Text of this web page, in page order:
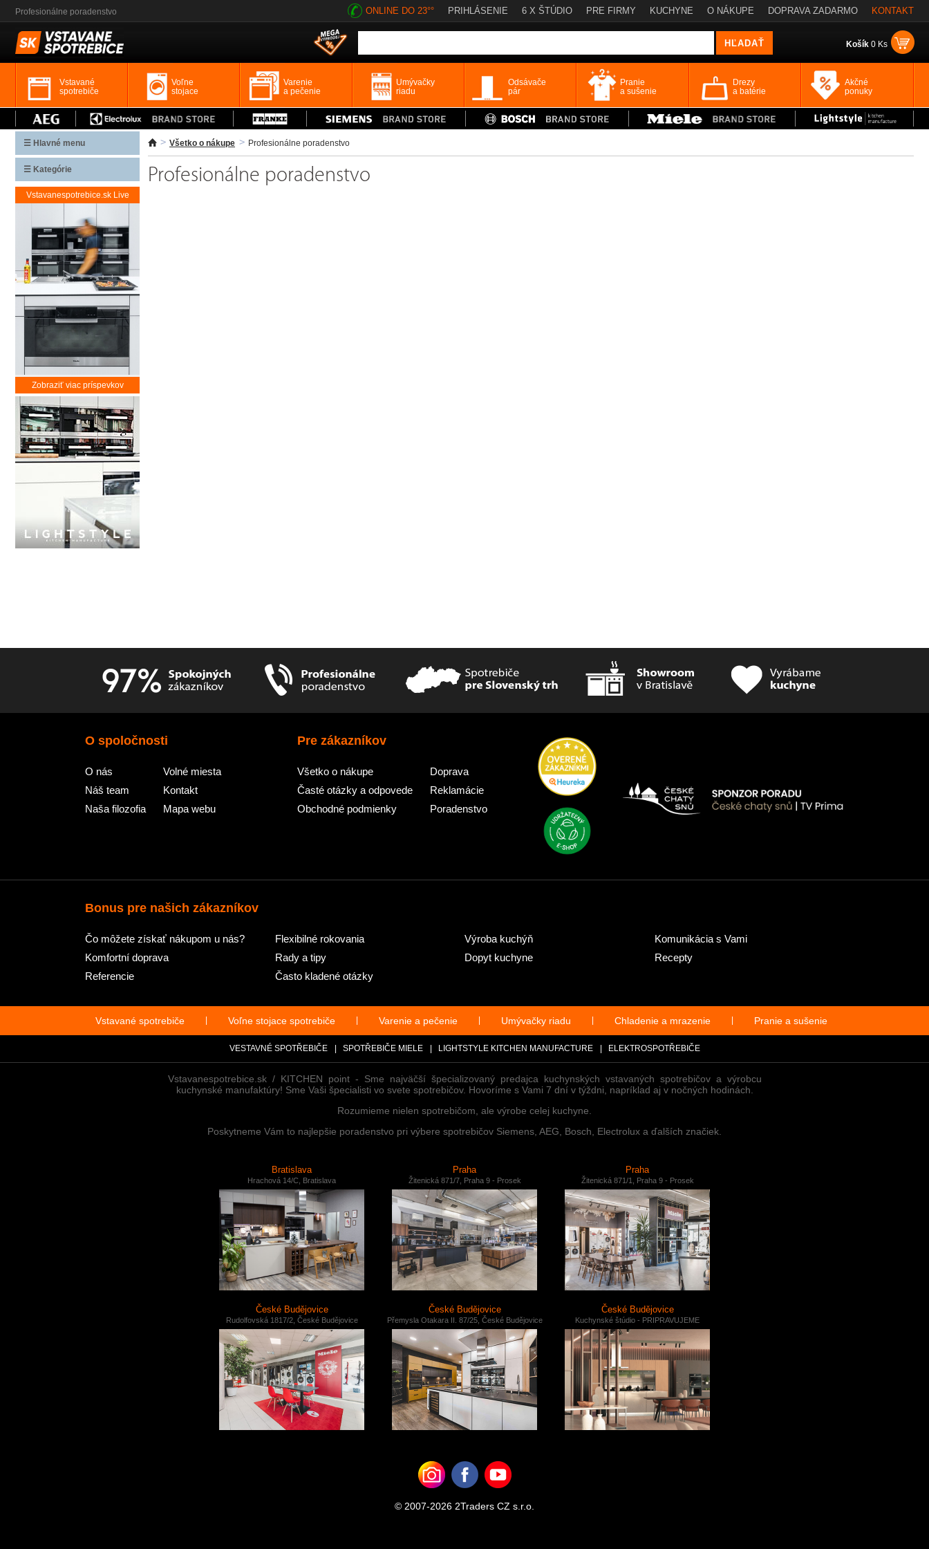
Profesionálne poradenstvo ONLINE DO 23°° PRIHLÁSENIE 6 X ŠTÚDIO PRE FIRMY KUCHYNE O NÁKUPE DOPRAVA ZADARMO KONTAKT
Košík0 Ks
Vstavané
spotrebiče
Voľne
stojace
Varenie
a pečenie
Umývačky
riadu
Odsávače
pár
Pranie
a sušenie
Drezy
a batérie
Akčné
ponuky
Všetko o nákupe Profesionálne poradenstvo
Profesionálne poradenstvo
☰ Hlavné menu
☰ Kategórie
Vstavanespotrebice.sk Live
Zobraziť viac príspevkov
O spoločnosti
O nás
Náš team
Naša filozofia
Volné miesta
Kontakt
Mapa webu
Pre zákazníkov
Všetko o nákupe
Časté otázky a odpovede
Obchodné podmienky
Doprava
Reklamácie
Poradenstvo
Bonus pre našich zákazníkov
Čo môžete získať nákupom u nás?
Komfortní doprava
Referencie
Flexibilné rokovania
Rady a tipy
Často kladené otázky
Výroba kuchýň
Dopyt kuchyne
Komunikácia s Vami
Recepty
Vstavané spotrebiče Voľne stojace spotrebiče Varenie a pečenie Umývačky riadu Chladenie a mrazenie Pranie a sušenie
VESTAVNÉ SPOTŘEBIČE SPOTŘEBIČE MIELE LIGHTSTYLE KITCHEN MANUFACTURE ELEKTROSPOTŘEBIČE
Vstavanespotrebice.sk / KITCHEN point - Sme najväčší špecializovaný predajca kuchynských vstavaných spotrebičov a výrobcu
kuchynské manufaktúry! Sme Vaši špecialisti vo svete spotrebičov. Hovoríme s Vami 7 dní v týždni, napríklad aj v nočných hodinách.
Rozumieme nielen spotrebičom, ale výrobe celej kuchyne.
Poskytneme Vám to najlepšie poradenstvo pri výbere spotrebičov Siemens, AEG, Bosch, Electrolux a ďalších značiek.
Bratislava
Hrachová 14/C, Bratislava
Praha
Žitenická 871/7, Praha 9 - Prosek
Praha
Žitenická 871/1, Praha 9 - Prosek
České Budějovice
Rudolfovská 1817/2, České Budějovice
České Budějovice
Přemysla Otakara II. 87/25, České Budějovice
České Budějovice
Kuchynské štúdio - PRIPRAVUJEME
© 2007-2026 2Traders CZ s.r.o.